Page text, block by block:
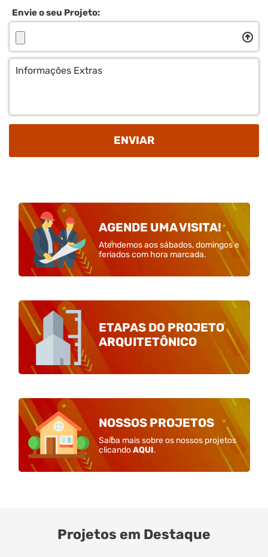
Envie
seu
Projeto
Envie o seu Projeto:
Informações
Extras
ENVIAR
AGENDE UMA VISITA!
Atendemos aos sábados, domingos e
feriados com hora marcada.
ETAPAS DO PROJETO
ARQUITETÔNICO
NOSSOS PROJETOS
Saiba mais sobre os nossos projetos
clicandoAQUI.
Projetos em Destaque